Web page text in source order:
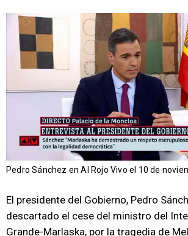
Pedro Sánchez en Al Rojo Vivo el 10 de
El presidente del Gobierno, Pedro
descartado el cese del ministro del
Grande-Marlaska, por la tragedia de